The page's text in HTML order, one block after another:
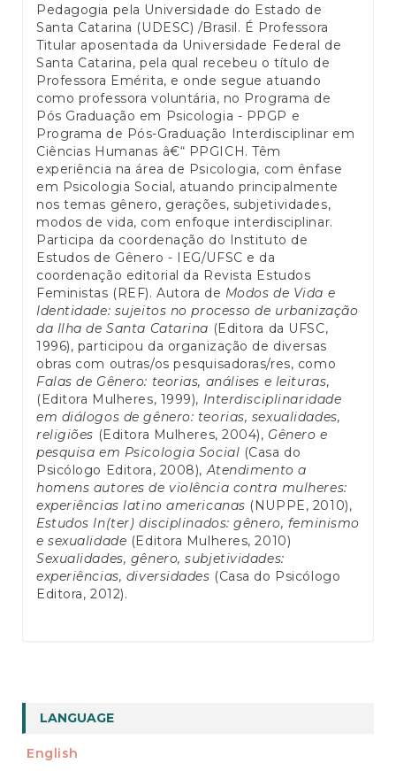
Pedagogia pela Universidade do Estado de
Santa Catarina (UDESC) /Brasil. É Professora
Titular aposentada da Universidade Federal de
Santa Catarina, pela qual recebeu o título de
Professora Emérita, e onde segue atuando
como professora voluntária, no Programa de
Pós Graduação em Psicologia - PPGP e
Programa de Pós-Graduação Interdisciplinar em
Ciências Humanas â€“ PPGICH. Têm
experiência na área de Psicologia, com ênfase
em Psicologia Social, atuando principalmente
nos temas gênero, gerações, subjetividades,
modos de vida, com enfoque interdisciplinar.
Participa da coordenação do Instituto de
Estudos de Gênero - IEG/UFSC e da
coordenação editorial da Revista Estudos
Feministas (REF). Autora de Modos de Vida e
Identidade: sujeitos no processo de urbanização
da Ilha de Santa Catarina (Editora da UFSC,
1996), participou da organização de diversas
obras com outras/os pesquisadoras/res, como
Falas de Gênero: teorias, análises e leituras,
(Editora Mulheres, 1999), Interdisciplinaridade
em diálogos de gênero: teorias, sexualidades,
religiões (Editora Mulheres, 2004), Gênero e
pesquisa em Psicologia Social (Casa do
Psicólogo Editora, 2008),Atendimento a
homens autores de violência contra mulheres:
experiências latino americanas (NUPPE, 2010),
Estudos In(ter) disciplinados: gênero, feminismo
e sexualidade (Editora Mulheres, 2010)
Sexualidades, gênero, subjetividades:
experiências, diversidades (Casa do Psicólogo
Editora, 2012).
LANGUAGE
English